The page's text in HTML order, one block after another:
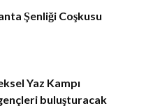
Şenliği Coşkusu
Yaz Kampı
buluşturacak